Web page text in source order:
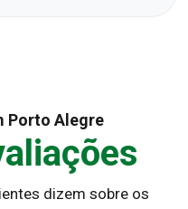
Porto Alegre
dizem sobre os